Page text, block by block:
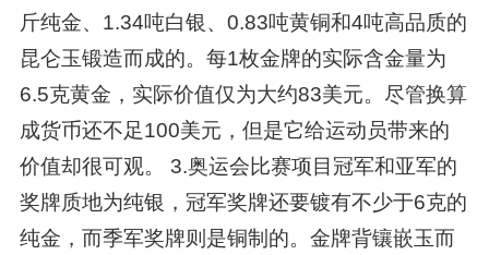
斤纯金、1.34吨白银、0.83吨黄铜和4吨高品质的
昆仑玉锻造而成的。每1枚金牌的实际含金量为
6.5克黄金，实际价值仅为大约83美元。尽管换算
成货币还不足100美元，但是它给运动员带来的
价值却很可观。 3.奥运会比赛项目冠军和亚军的
奖牌质地为纯银，冠军奖牌还要镀有不少于6克的
纯金，而季军奖牌则是铜制的。金牌背镶嵌玉而